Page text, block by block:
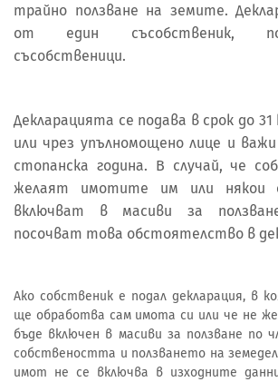
трайно ползване на земите.
от един съсобственик,
съсобственици.
Декларацията се подава в срок до 31
или чрез упълномощено лице и
стопанска година. В случай, че
желаят имотите им или
включват в масиви за
посочват това обстоятелство в
Ако собственик е подал декларация, в
ще обработва сам имота си или че не
бъде включен в масиви за ползване по
собствеността и ползването на
имот не се включва в изходните